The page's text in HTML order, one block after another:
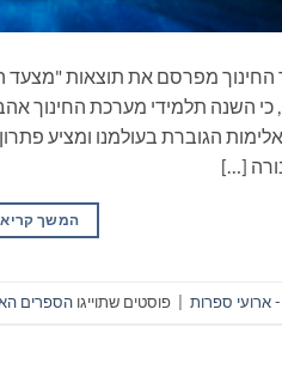
כי השנה תלמידי מערכת החינוך
הגוברת בעולמנו ומציע
[…]
המשך
ארועי ספרות פוסטים שתוייגו הספרים